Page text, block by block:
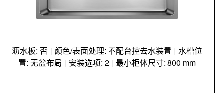
沥水板: 否 | 颜色/表面处理: 不配台控去水装置 | 水槽位
置: 无盆布局 | 安装选项: 2 | 最小柜体尺寸: 800 mm